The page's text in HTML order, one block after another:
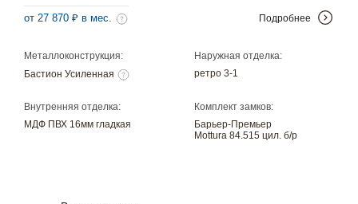
Металлоконструкция:
Бастион Усиленная
Наружная отделка:
ретро 3-1
Внутренняя отделка:
МДФ ПВХ 16мм гладкая
Комплект замков:
Барьер-Премьер
Mottura 84.515 цил. б/р
от 27 870 ₽ в мес. Подробнее